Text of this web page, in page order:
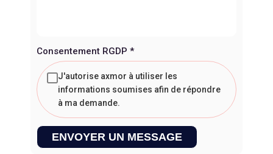
Consentement RGDP *
J'autorise axmor à utiliser les
informations soumises afin de répondre
à ma demande.
ENVOYER UN MESSAGE